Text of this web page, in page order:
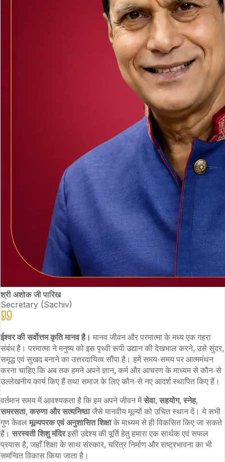
श्री अशोक जी पारिख
Secretary (Sachiv)
ईश्वर की सर्वोत्तम कृति मानव है। मानव जीवन और परमात्मा के मध्य एक गहरा
संबंध है। परमात्मा ने मनुष्य को इस पृथ्वी रूपी उद्यान की देखभाल करने, उसे सुंदर,
समृद्ध एवं सुखद बनाने का उत्तरदायित्व सौंपा है। हमें समय-समय पर आत्ममंथन
करना चाहिए कि अब तक हमने अपने ज्ञान, कर्म और आचरण के माध्यम से कौन-से
उल्लेखनीय कार्य किए हैं तथा समाज के लिए कौन-से नए आदर्श स्थापित किए हैं।
वर्तमान समय में आवश्यकता है कि हम अपने जीवन मेंसेवा, सहयोग, स्नेह,
समरसता, करुणा और सत्यनिष्ठाजैसे मानवीय मूल्यों को उचित स्थान दें। ये सभी
गुण केवलमूल्यपरक एवं अनुशासित शिक्षाके माध्यम से ही विकसित किए जा सकते
हैं।सरस्वती शिशु मंदिरइसी उद्देश्य की पूर्ति हेतु हमारा एक सार्थक एवं सफल
प्रयास है, जहाँ शिक्षा के साथ संस्कार, चरित्र निर्माण और राष्ट्रभावना का भी
समन्वित विकास किया जाता है।